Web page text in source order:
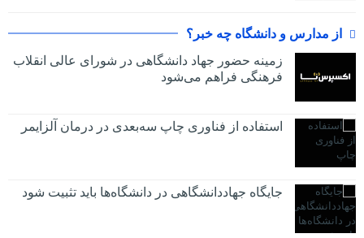
از مدارس و دانشگاه چه خبر؟
زمینه حضور جهاد دانشگاهی در شورای عالی انقلاب
فرهنگی فراهم می‌شود
استفاده از فناوری چاپ سه‌بعدی در درمان آلزایمر
جایگاه جهاددانشگاهی در دانشگاه‌ها باید تثبیت شود